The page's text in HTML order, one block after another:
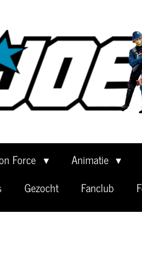
Force Animatie
Gezocht Fanclub